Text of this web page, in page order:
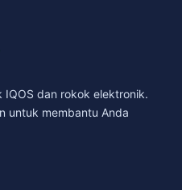
IQOS dan rokok elektronik.
untuk membantu Anda